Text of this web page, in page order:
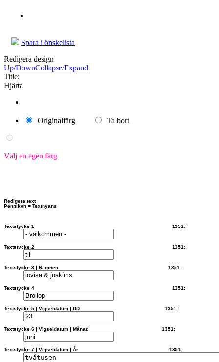
Spara i önskelista
Redigera design
Up/DownCollapse/Expand
Title:
Hjärta
Originalfärg Ta bort
Välj en egen färg
Redigera text
Pennikon = Textnyans
Textstycke 1 1351:
Textstycke 2 1351:
Textstycke 3 | Namnen 1351:
Textstycke 4 1351:
Textstycke 5 | Vigseldatum | DD 1351:
Textstycke 6 | Vigseldatum | Månad 1351:
Textstycke 7 | Vigseldatum | År 1351: